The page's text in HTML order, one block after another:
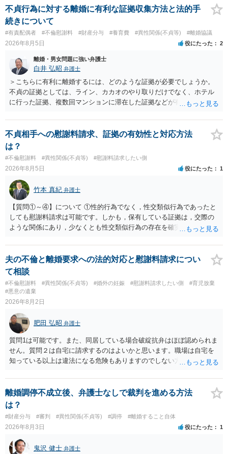
不貞行為に対する離婚に有利な証拠収集方法と法的手
続きについて
#有責配偶者 #不倫慰謝料 #財産分与 #養育費 #異性関係(不貞等) #離婚協議
2026年8月5日 役にたった 2
離婚・男女問題に強い弁護士
白井 弘昭 弁護士
＞こちらに有利に離婚するには、どのような証拠が必要でしょうか。
不貞の証拠としては、ライン、カカオのやり取りだけでなく、ホテル
に行った証拠、複数回マンションに滞在した証拠などが有効です。 不
婚する、慰謝料をとるなど）ことができると思われます。 ただし、不
貞発覚後、長期間同居を続けると、不貞を許したとの評価につながる
場合がありますので、ご注意ください。 以上、ご参考まで。
不貞相手への慰謝料請求、証拠の有効性と対応方法
は？
#不倫慰謝料 #異性関係(不貞等) #慰謝料請求したい側
2026年8月5日 役にたった 1
竹本 真紀 弁護士
【質問①～④】について ①性的行為でなく，性交類似行為であったと
しても慰謝料請求は可能です。しかも，保有している証拠は，交際の
ような関係にあり，少なくとも性交類似行為の存在を確実に証明でき
ことを窺わせるものです。）。ですから，慰謝料請求を進めることで
よいと思います。 ただ．慰謝料額については，婚姻破綻に至っていな
いとして，この点を考慮されることになるかもしれません。 ②夫との
今後のことを考えて書いてもらうか否かを検討するのがよいと思いま
す。今ある証拠以上のことを証明（証明力を強めることも含む）でき
るのであれば，前向きに検討を進めるという考え方でもよいでしょ
値と夫との関係との均衡のように思います。 ③行政書士に委任をして
いるのであれば，どのような内容の委任なのか不明ですが，その行政
書士との協議になると思います。請求するか，訴訟にするか，その点
の見極めや，相手方は性交類似行為は認めているのか，それさえも否
定しているのかによって，考え方・進め方は変わってくると思いま
あれば，本人（行政書士でも同じだと思います。）への対応ではあま
り変わらないように思います。減額で折り合えるなら本人様の交渉で
もよいように思いますが，ゼロかどうかの観点であれば，訴訟に進む
しかなくなるようにも思います。そうしますと，お近くの弁護士に相
談して進めることを検討した方がよいようにも思います。
夫の不倫と離婚要求への法的対応と慰謝料請求につい
て相談
#不倫慰謝料 #異性関係(不貞等) #婚外の妊娠 #慰謝料請求したい側
#育児放棄
#悪意の遺棄
2026年8月2日
肥田 弘昭 弁護士
質問1は可能です。また、同居している場合破綻抗弁はほぼ認められま
せん。質問２は自宅に請求するのはよいかと思います。職場は自宅を
知っている以上は違法になる危険もありますのでしない方が良いで
かと思います。有責配偶者ですので相手方からの離婚は拒否しても仮
に訴訟されても法的に成立しません。質問５は認知すると養育費支払
い、相続権が発生します。合意があれば法的に可能ですが法律で強制
することはできません。質問６は可能です。質問７は不貞行為の写真
データ（ハメ撮り）、第三者撮影の腕組み写真、夫の自白録音まであ
るのであれば十分かと思います。ご参考にしてください。
離婚調停不成立後、弁護士なしで裁判を進める方法
は？
#財産分与 #審判 #異性関係(不貞等) #調停 #離婚すること自体
2026年8月3日 役にたった 1
鬼沢 健士 弁護士